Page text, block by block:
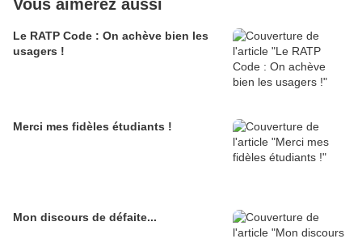
Vous aimerez aussi
Le RATP Code : On achève bien les
usagers !
Merci mes fidèles étudiants !
Mon discours de défaite...